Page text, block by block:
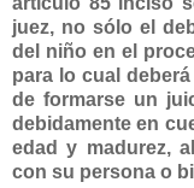
juez, no sólo el
del niño en el
para lo cual
de formarse un
debidamente en
edad y madurez,
con su persona o